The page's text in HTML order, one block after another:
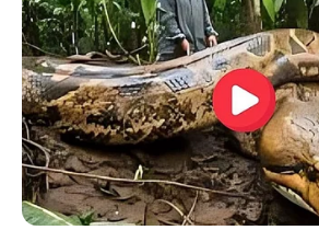
Auf einigen Seiten dieses Projektes
Angebote integriert. Wenn etwas
gekauft wird, ist das eine
dadurch der Preis ändert.